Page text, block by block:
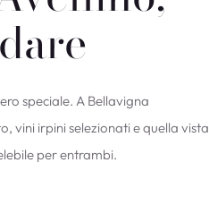
speciale. A Bellavigna
vini irpini selezionati e quella vista
per entrambi.